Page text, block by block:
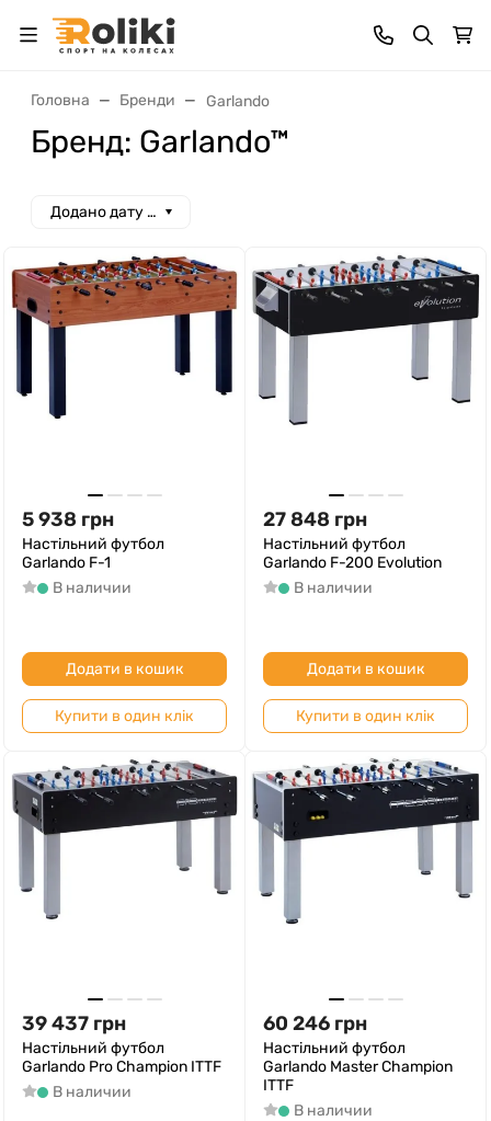
Головна Бренди Garlando
Бренд: Garlando™
Додано дату спад
5 938 грн
Настільний футбол
Garlando F-1
В наличии
Додати в кошик
Купити в один клік
27 848 грн
Настільний футбол
Garlando F-200 Evolution
В наличии
Додати в кошик
Купити в один клік
39 437 грн
Настільний футбол
Garlando Pro Champion ITTF
В наличии
60 246 грн
Настільний футбол
Garlando Master Champion
ITTF
В наличии